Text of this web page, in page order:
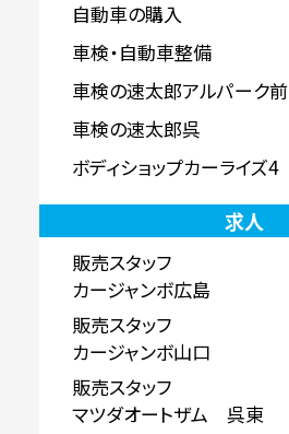
自動車の購入
車検・自動車整備
車検の速太郎アルパーク前
車検の速太郎呉
ボディショップカーライズ4
求人
販売スタッフ
カージャンボ広島
販売スタッフ
カージャンボ山口
販売スタッフ
マツダオートザム 呉東